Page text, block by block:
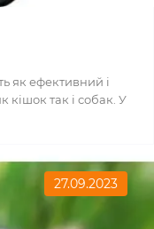
як ефективний і
кішок так і собак. У
27.09.2023